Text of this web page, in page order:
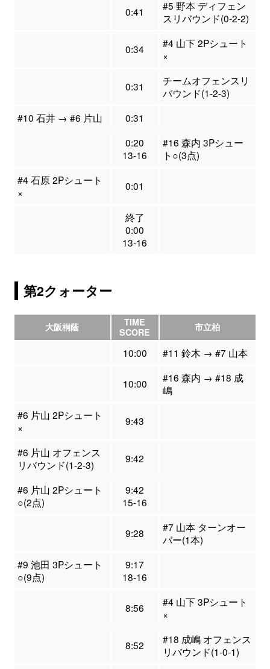
0:41
#5 野本 ディフェン
スリバウンド(0-2-2)
0:34
#4 山下 2Pシュート
×
0:31
チームオフェンスリ
バウンド(1-2-3)
#10 石井 → #6 片山
0:31
0:20
13-16
#16 森内 3Pシュー
ト○(3点)
#4 石原 2Pシュート
×
0:01
終了
0:00
13-16
第2クォーター
大阪桐蔭
TIME
SCORE
市立柏
10:00 #11 鈴木 → #7 山本
10:00
#16 森内 → #18 成
嶋
#6 片山 2Pシュート
×
9:43
#6 片山 オフェンス
リバウンド(1-2-3)
9:42
#6 片山 2Pシュート
○(2点)
9:42
15-16
9:28
#7 山本 ターンオー
バー(1本)
#9 池田 3Pシュート
○(9点)
9:17
18-16
8:56
#4 山下 3Pシュート
×
8:52
#18 成嶋 オフェンス
リバウンド(1-0-1)